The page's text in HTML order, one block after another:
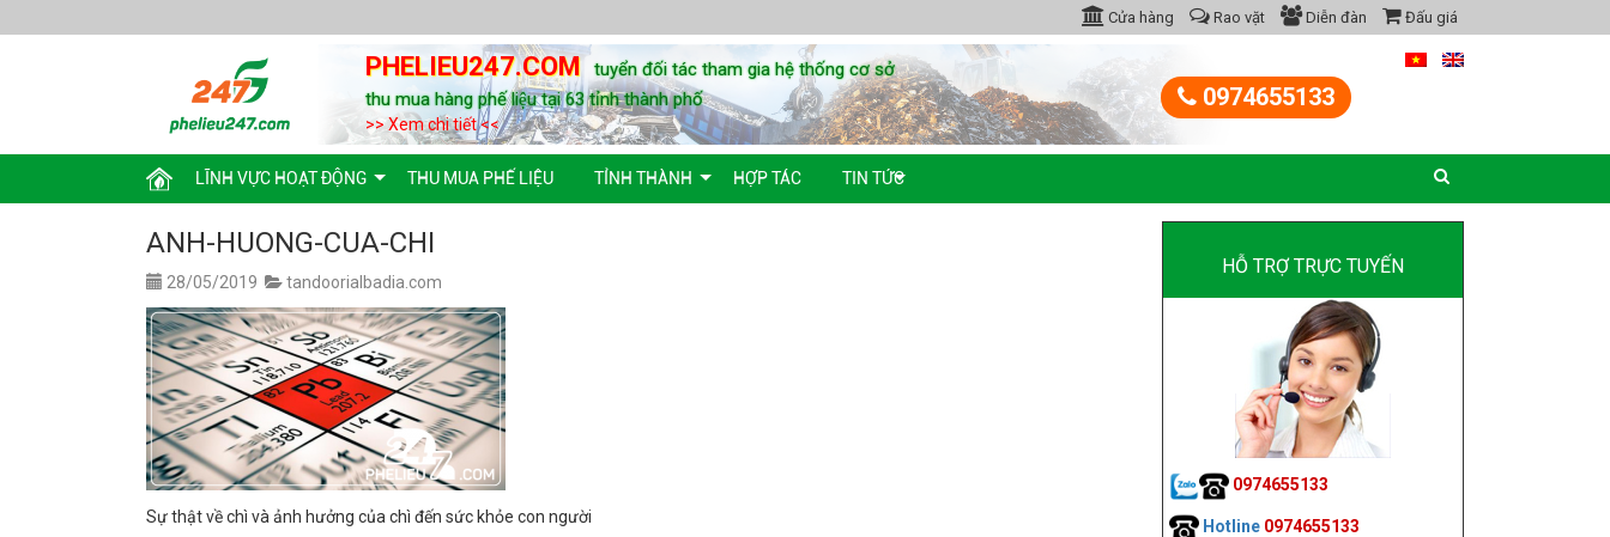
Cửa hàng Rao vặt Diễn đàn Đấu giá
PHELIEU247.COM
tuyển đối tác tham gia hệ thống cơ sở
thu mua hàng phế liệu tại 63 tỉnh thành phố
>> Xem chi tiết <<
0974655133
LĨNH VỰC HOẠT ĐỘNG THU MUA PHẾ LIỆU TỈNH THÀNH HỢP TÁC TIN TỨC
ANH-HUONG-CUA-CHI
28/05/2019 tandoorialbadia.com
Sự thật về chì và ảnh hưởng của chì đến sức khỏe con người
HỖ TRỢ TRỰC TUYẾN
0974655133
Hotline 0974655133